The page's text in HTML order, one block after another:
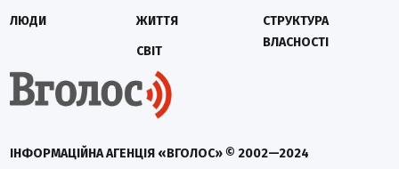
ІНФОРМАЦІЙНА АГЕНЦІЯ «ВГОЛОС» © 2002—2024
ЛЮДИ
ЖИТТЯ
СВІТ
СТРУКТУРА
ВЛАСНОСТІ